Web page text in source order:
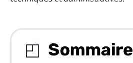
Sommaire